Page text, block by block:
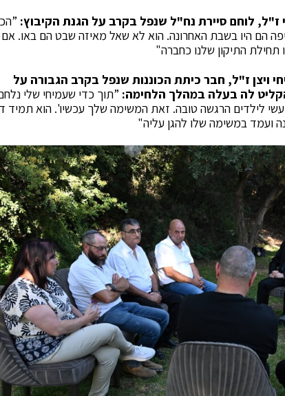
ז"ל, לוחם סיירת נח"ל שנפל בקרב על הגנת הקיבוץ:
הם היו בשבת האחרונה. הוא לא שאל מאיזה שבט הם באו.
התיקון שלנו כחברה"
ויצן ז"ל, חבר כיתת הכוננות שנפל בקרב הגבורה על
לה בעלה במהלך הלחימה: ”תוך כדי שעמיחי שלי
לילדים הרגשה טובה. זאת המשימה שלך עכשיו'. הוא תמיד
ועמד במשימה שלו להגן עליה"